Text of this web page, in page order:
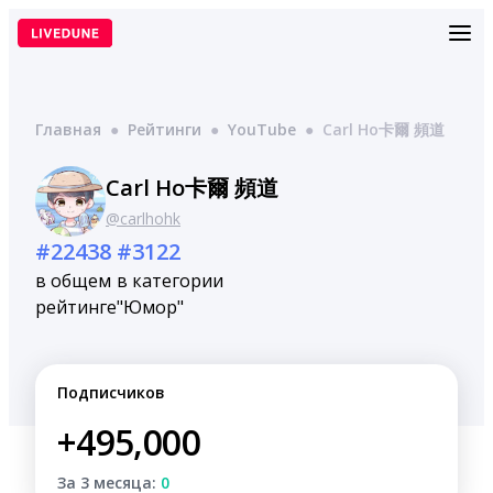
Перейти
Главная ● Рейтинги ● YouTube ● Carl Ho卡爾 頻道
Carl Ho卡爾 頻道
@carlhohk
#22438
в общем
рейтинге
#3122
в категории
"Юмор"
Подписчиков
+495,000
За 3 месяца: 0